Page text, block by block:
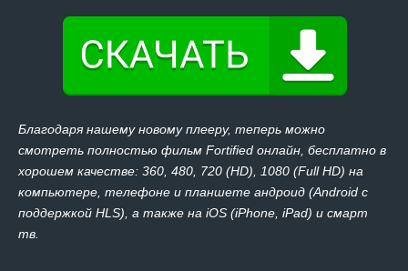
Благодаря нашему новому плееру, теперь можно
смотреть полностью фильм Fortified онлайн, бесплатно в
хорошем качестве: 360, 480, 720 (HD), 1080 (Full HD) на
компьютере, телефоне и планшете андроид (Android с
поддержкой HLS), а также на iOS (iPhone, iPad) и смарт
тв.